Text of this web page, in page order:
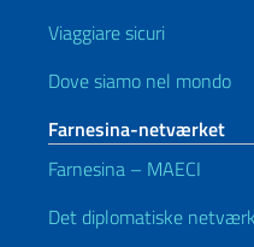
Viaggiare sicuri
Dove siamo nel mondo
Farnesina-netværket
Farnesina – MAECI
Det diplomatiske netværk